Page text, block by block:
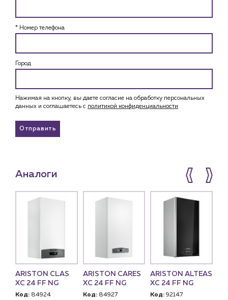
* Номер телефона
Город
Нажимая на кнопку, вы даете согласие на обработку персональных
данных и соглашаетесь c политикой конфиденциальности
Отправить
Аналоги
ARISTON CLAS
XC 24 FF NG
Код: 84924
ARISTON CARES
XC 24 FF NG
Код: 84927
ARISTON ALTEAS
XC 24 FF NG
Код: 92147